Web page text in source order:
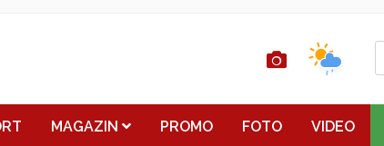
MAGAZIN PROMO FOTO VIDEO